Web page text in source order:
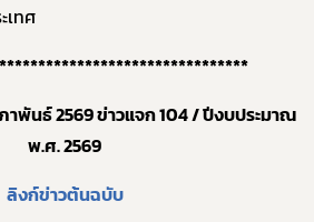
เทศ
าพันธ์ 2569 ข่าวแจก 104 / ปีงบประมาณ
พ.ศ. 2569
ลิงก์ข่าวต้นฉบับ
Subscribe
อที่ท่านต้องการ Subscribe